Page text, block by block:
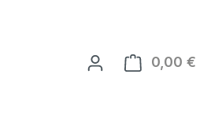
0,00 €